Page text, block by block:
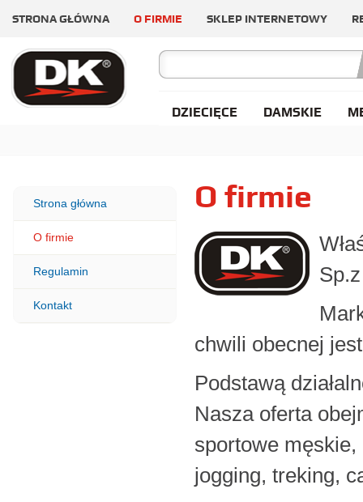
STRONA GŁÓWNA O FIRMIE SKLEP INTERNETOWY
DZIECIĘCE DAMSKIE
Strona główna
O firmie
Regulamin
Kontakt
O firmie
chwili obecnej
Podstawą
Nasza oferta
sportowe męskie,
jogging, treking,